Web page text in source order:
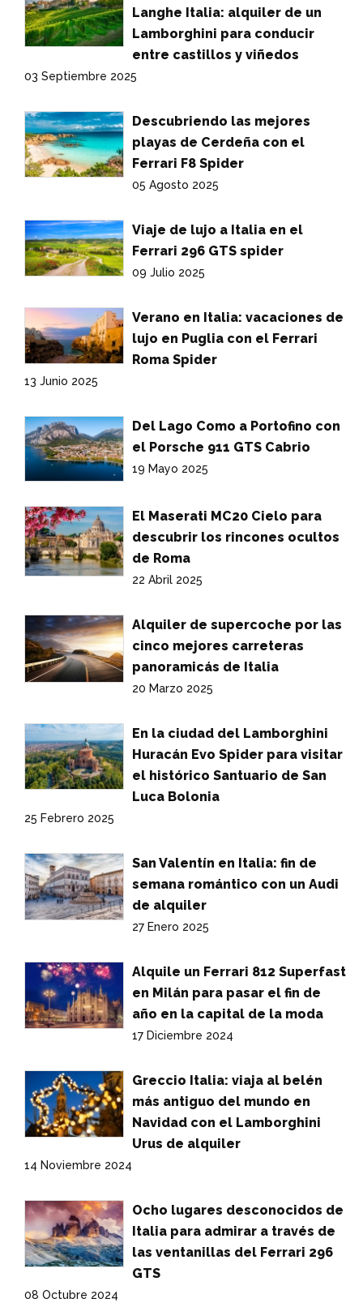
Langhe Italia: alquiler de un
Lamborghini para conducir
entre castillos y viñedos
03 Septiembre 2025
Descubriendo las mejores
playas de Cerdeña con el
Ferrari F8 Spider
05 Agosto 2025
Viaje de lujo a Italia en el
Ferrari 296 GTS spider
09 Julio 2025
Verano en Italia: vacaciones de
lujo en Puglia con el Ferrari
Roma Spider
13 Junio 2025
Del Lago Como a Portofino con
el Porsche 911 GTS Cabrio
19 Mayo 2025
El Maserati MC20 Cielo para
descubrir los rincones ocultos
de Roma
22 Abril 2025
Alquiler de supercoche por las
cinco mejores carreteras
panoramicás de Italia
20 Marzo 2025
En la ciudad del Lamborghini
Huracán Evo Spider para visitar
el histórico Santuario de San
Luca Bolonia
25 Febrero 2025
San Valentín en Italia: fin de
semana romántico con un Audi
de alquiler
27 Enero 2025
Alquile un Ferrari 812 Superfast
en Milán para pasar el fin de
año en la capital de la moda
17 Diciembre 2024
Greccio Italia: viaja al belén
más antiguo del mundo en
Navidad con el Lamborghini
Urus de alquiler
14 Noviembre 2024
Ocho lugares desconocidos de
Italia para admirar a través de
las ventanillas del Ferrari 296
GTS
08 Octubre 2024